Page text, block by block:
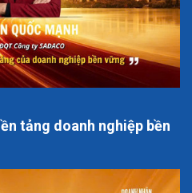
tảng doanh nghiệp bền